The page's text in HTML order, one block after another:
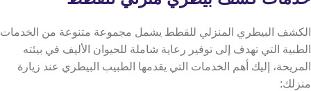
الكشف البيطري المنزلي للقطط يشمل مجموعة متنوعة من الخدمات
الطبية التي تهدف إلى توفير رعاية شاملة للحيوان الأليف في بيئته
المريحة، إليك أهم الخدمات التي يقدمها الطبيب البيطري عند زيارة
منزلك: